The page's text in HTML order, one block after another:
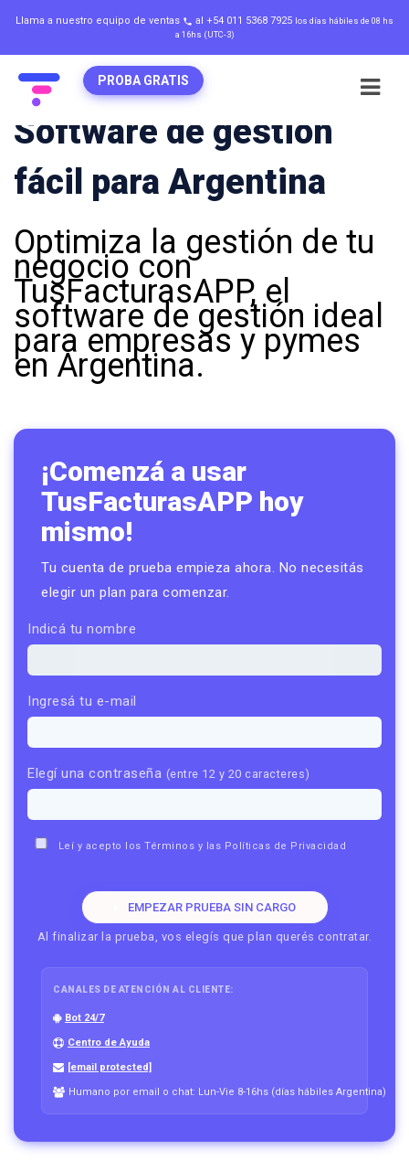
Llama a nuestro equipo de ventas local_phone al +54 011 5368 7925 los días hábiles de 08 hs
a 16hs (UTC-3)
PROBA GRATIS
Software de gestión
fácil para Argentina
Optimiza la gestión de tu
negocio con
TusFacturasAPP, el
software de gestión ideal
para empresas y pymes
en Argentina.
¡Comenzá a usar
TusFacturasAPP hoy
mismo!
Tu cuenta de prueba empieza ahora. No necesitás
elegir un plan para comenzar.
Indicá tu nombre
Ingresá tu e-mail
Elegí una contraseña (entre 12 y 20 caracteres)
Leí y acepto los Términos y las Políticas de Privacidad
EMPEZAR PRUEBA SIN CARGO
Al finalizar la prueba, vos elegís que plan querés contratar.
CANALES DE ATENCIÓN AL CLIENTE:
Bot 24/7
Centro de Ayuda
[email protected]
Humano por email o chat: Lun-Vie 8-16hs (días hábiles Argentina)